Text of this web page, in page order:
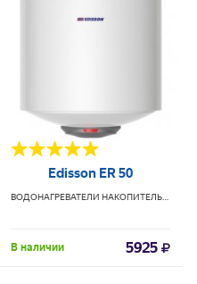
THERMEX
Edisson ER 50
В наличии 5925